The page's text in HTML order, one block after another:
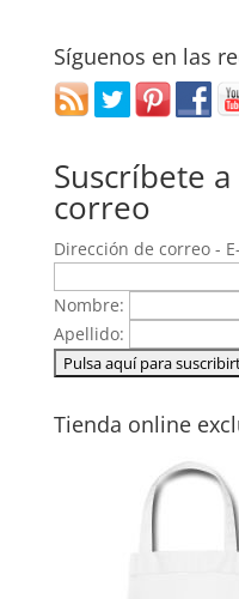
Síguenos en las
Suscríbete
correo
Dirección de correo -
Nombre:
Apellido:
Tienda online